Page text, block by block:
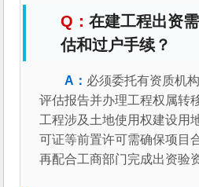
在建工程出资
估和过户手续？
必须委托有资质机
评估报告并办理工程权属转
工程涉及土地使用权建设用
可证等前置许可需确保项目
再配合工商部门完成出资验